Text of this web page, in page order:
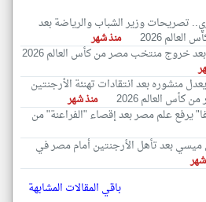
تصريحات وزير الشباب والرياضة بعد
2026
منذ شهر
حزن في غزة بعد خروج منتخب مصر من كأس العالم 2026
منشوره بعد انتقادات تهنئة الأرجنتين
العالم 2026
منذ شهر
يرفع علم مصر بعد إقصاء "الفراعنة" من
بعد تأهل الأرجنتين أمام مصر في
باقي المقالات المشابهة